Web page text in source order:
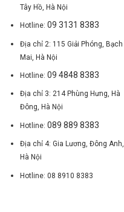
Tây Hồ, Hà Nội
Hotline: 09 3131 8383
Địa chỉ 2: 115 Giải Phóng, Bạch
Mai, Hà Nội
Hotline: 09 4848 8383
Địa chỉ 3: 214 Phùng Hưng, Hà
Đông, Hà Nội
Hotline: 089 889 8383
Địa chỉ 4: Gia Lương, Đông Anh,
Hà Nội
Hotline: 08 8910 8383